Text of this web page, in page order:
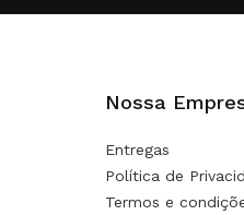
Nossa
Entregas
Política de
Termos e